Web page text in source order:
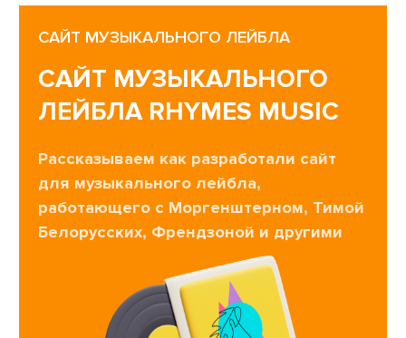
САЙТ МУЗЫКАЛЬНОГО ЛЕЙБЛА
САЙТ МУЗЫКАЛЬНОГО
ЛЕЙБЛА RHYMES MUSIC
Рассказываем как разработали сайт
для музыкального лейбла,
работающего с Моргенштерном, Тимой
Белорусских, Френдзоной и другими